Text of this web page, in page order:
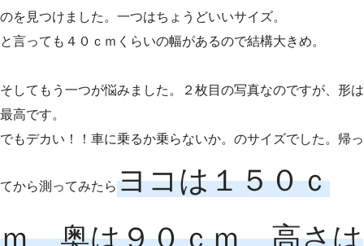
のを見つけました。一つはちょうどいいサイズ。
と言っても４０ｃｍくらいの幅があるので結構大きめ。
そしてもう一つが悩みました。２枚目の写真なのですが、形は
最高です。
でもデカい！！車に乗るか乗らないか。のサイズでした。帰っ
てから測ってみたらヨコは１５０ｃ
ｍ、奥は９０ｃｍ、高さは